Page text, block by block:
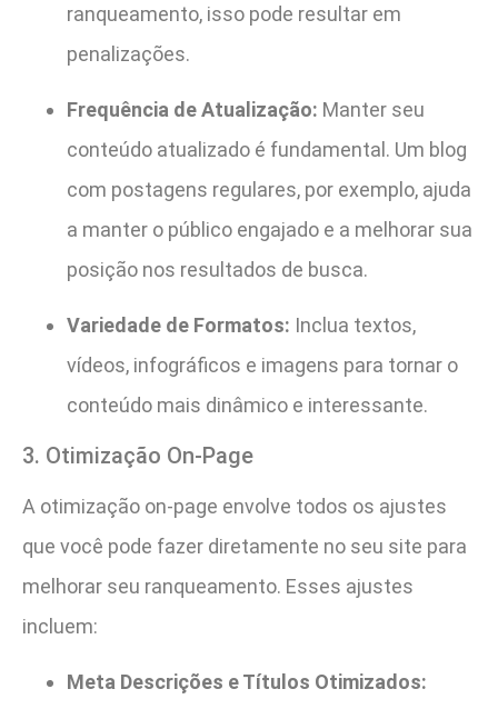
ranqueamento, isso pode resultar em
penalizações.
Frequência de Atualização: Manter seu
conteúdo atualizado é fundamental. Um blog
com postagens regulares, por exemplo, ajuda
a manter o público engajado e a melhorar sua
posição nos resultados de busca.
Variedade de Formatos: Inclua textos,
vídeos, infográficos e imagens para tornar o
conteúdo mais dinâmico e interessante.
3. Otimização On-Page
A otimização on-page envolve todos os ajustes
que você pode fazer diretamente no seu site para
melhorar seu ranqueamento. Esses ajustes
incluem:
Meta Descrições e Títulos Otimizados: